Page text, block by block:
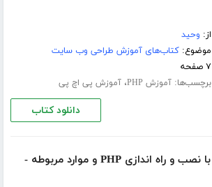
از: وحید
موضوع:کتاب‌های آموزش طراحی وب سایت
۷ صفحه
برچسب‌ها:آموزش PHP ،آموزش پی اچ پی
دانلود کتاب
دانلود کتاب آشنایی با نصب و راه اندازی PHP و موارد مربوطه -